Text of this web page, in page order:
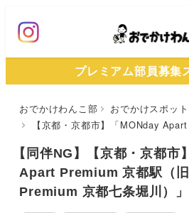
ン
プレミアム部員募集
おでかけわんこ部 おでかけスポット
【京都・京都市】「MONday Apart Premium 京都駅（旧：
【同伴NG】【京都・京都市
Apart Premium 京都駅（
Premium 京都七条堀川）」